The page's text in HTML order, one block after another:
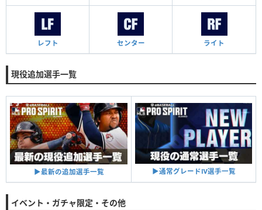
レフト センター ライト
現役追加選手一覧
▶︎最新の追加選手一覧 ▶︎通常グレードⅣ選手一覧
イベント・ガチャ限定・その他